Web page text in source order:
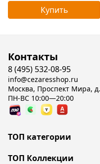
Купить
Контакты
8 (495) 532-08-95
info@cezaresshop.ru
Москва, Проспект Мира,
ПН-ВС 10:00—20:00
ТОП категории
ТОП Коллекции